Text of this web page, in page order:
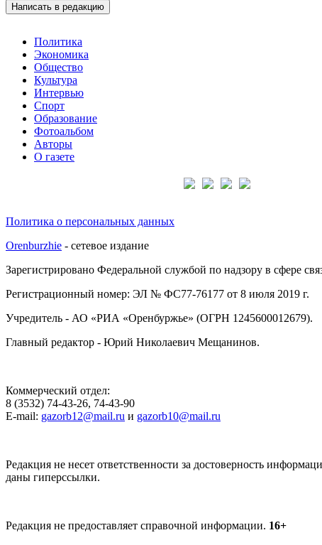
Написать в редакцию
Политика
Экономика
Общество
Культура
Интервью
Спорт
Образование
Фотоальбом
Авторы
О газете
Политика о персональных данных
Orenburzhie - сетевое издание
Зарегистрировано Федеральной службой по надзору в сфере
Регистрационный номер: ЭЛ № ФС77-76177 от 8 июля 2019 г.
Учредитель - АО «РИА «Оренбуржье» (ОГРН 1245600012679).
Главный редактор - Юрий Николаевич Мещанинов.
Коммерческий отдел:
8 (3532) 74-43-26, 74-43-90
E-mail: gazorb12@mail.ru и gazorb10@mail.ru
Редакция не несет ответственности за достоверность
даны гиперссылки.
Редакция не предоставляет справочной информации. 16+